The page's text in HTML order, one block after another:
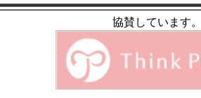
協賛しています。